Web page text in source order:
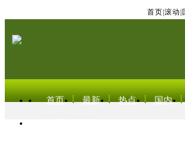
首页 滚动
首页 最新 热点 国内